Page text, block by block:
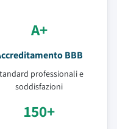
A+
BBB
professionali e
soddisfazioni
150+